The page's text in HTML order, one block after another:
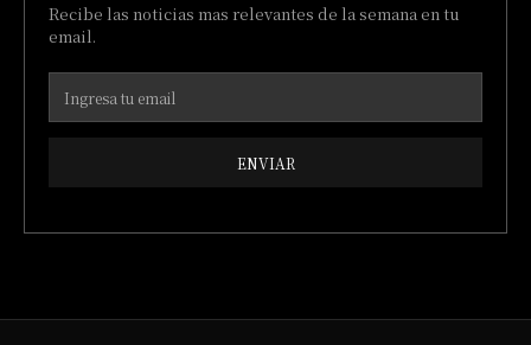
Recibe las noticias mas relevantes de la semana en tu
email.
ENVIAR